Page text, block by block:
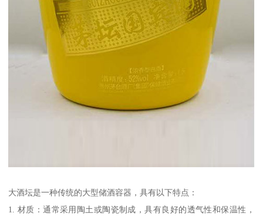
大酒坛是一种传统的大型储酒容器，具有以下特点：
1. 材质：通常采用陶土或陶瓷制成，具有良好的透气性和保温性，